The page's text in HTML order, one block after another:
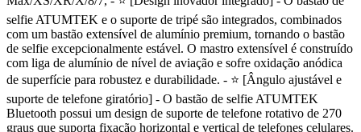
selfie ATUMTEK e o suporte de tripé são integrados, combinados
com um bastão extensível de alumínio premium, tornando o bastão
de selfie excepcionalmente estável. O mastro extensível é construído
com liga de alumínio de nível de aviação e sofre oxidação anódica
de superfície para robustez e durabilidade. - ⭐ [Ângulo ajustável e
suporte de telefone giratório] - O bastão de selfie ATUMTEK
Bluetooth possui um design de suporte de telefone rotativo de 270
graus que suporta fixação horizontal e vertical de telefones celulares.